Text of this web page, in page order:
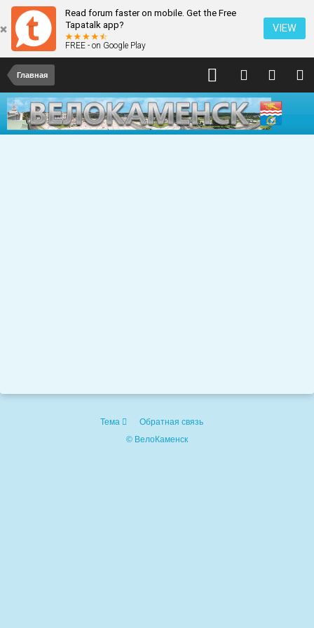
Read forum faster on mobile. Get the Free
Tapatalk app?
FREE - on Google Play
VIEW
Главная
Тема
Обратная связь
© ВелоКаменск